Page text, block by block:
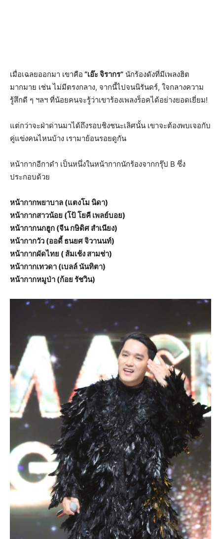
เมื่อเฉลยออกมา เขาคือ “เอ๊ะ จิรากร” นักร้องดังที่มีเพลงฮิต
มากมาย เช่น ไม่มีตรงกลาง, จากนี้ไปจนนิรันดร์, ใจกลางความ
รู้สึกดี ๆ ฯลฯ ที่น้อยคนจะรู้ว่าเขาร้องเพลงร็อคได้อย่างยอดเยี่ยม!
แต่กว่าจะฝ่าด่านมาได้ถึงรอบชิงชนะเลิศนั้น เขาจะต้องพบเจอกับ
คู่แข่งคนไหนบ้าง เรามาย้อนรอยดูกัน
หน้ากากอีกาดำ เป็นหนึ่งในหน้ากากนักร้องจากกรุ๊ป B ซึ่ง
ประกอบด้วย
หน้ากากพยาบาล (แตงโม นิดา)
หน้ากากสาวน้อย (โป้ โยคี เพลย์บอย)
หน้ากากนกฮูก (จีน กษิดิศ สำเนียง)
หน้ากากวัว (ออดี้ ธนยศ จิวานนท์)
หน้ากากผัดไทย ( ส้มเช้ง สามช่า)
หน้ากากเทวดา (เบลล์ นันทิตา)
หน้ากากหมูป่า (ก้อย รัชวิน)